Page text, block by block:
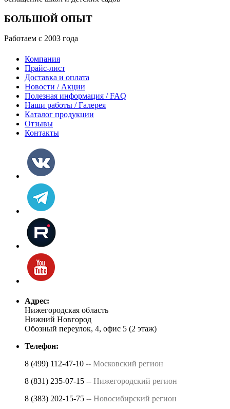
БОЛЬШОЙ ОПЫТ
Работаем с 2003 года
Компания
Прайс-лист
Доставка и оплата
Новости / Акции
Полезная информация / FAQ
Наши работы / Галерея
Каталог продукции
Отзывы
Контакты
Адрес:
Нижегородская область
Нижний Новгород
Обозный переулок, 4, офис 5 (2 этаж)
Телефон:
8 (499) 112-47-10 -- Московский регион
8 (831) 235-07-15 -- Нижегородский регион
8 (383) 202-15-75 -- Новосибирский регион